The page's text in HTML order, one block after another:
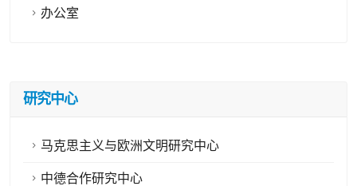
办公室
研究中心
马克思主义与欧洲文明研究中心
中德合作研究中心